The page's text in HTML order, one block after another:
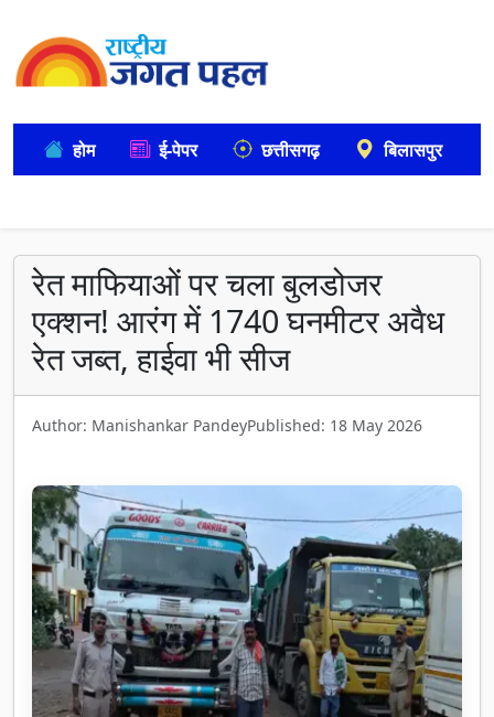
होम ई-पेपर छत्तीसगढ़ बिलासपुर
रेत माफियाओं पर चला बुलडोजर
एक्शन! आरंग में 1740 घनमीटर अवैध
रेत जब्त, हाईवा भी सीज
Author: Manishankar PandeyPublished: 18 May 2026